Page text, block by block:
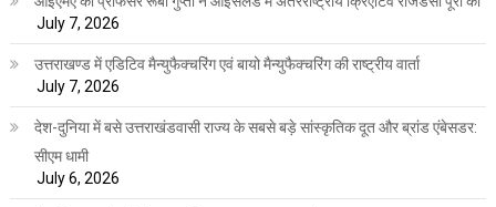
July 7, 2026
उत्तराखण्ड में एडिटिव मैन्युफैक्चरिंग एवं बायो मैन्युफैक्चरिंग की राष्ट्रीय वार्ता
July 7, 2026
देश-दुनिया में बसे उत्तराखंडवासी राज्य के सबसे बड़े सांस्कृतिक दूत और ब्रांड एंबेसडर:
सीएम धामी
July 6, 2026